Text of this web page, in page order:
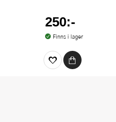
250:-
Finns i lager